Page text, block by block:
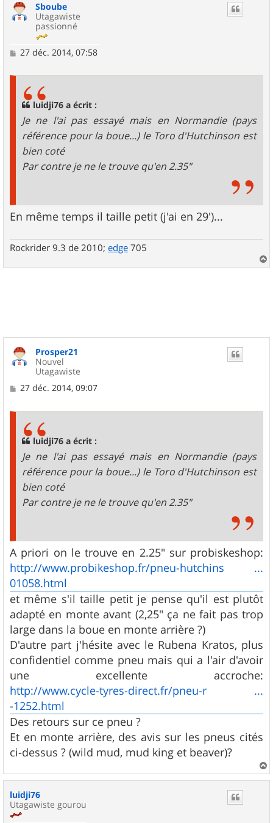
Sboube
Utagawiste
passionné
M
27 déc. 2014, 07:58
luidji76 a écrit :
Je ne l'ai pas essayé mais en Normandie (pays
référence pour la boue...) le Toro d'Hutchinson est
bien coté
Par contre je ne le trouve qu'en 2.35"
En même temps il taille petit (j'ai en 29')...
Rockrider 9.3 de 2010; edge 705
a
Prosper21
Nouvel
Utagawiste
M
27 déc. 2014, 09:07
luidji76 a écrit :
Je ne l'ai pas essayé mais en Normandie (pays
référence pour la boue...) le Toro d'Hutchinson est
bien coté
Par contre je ne le trouve qu'en 2.35"
A priori on le trouve en 2.25" sur probiskeshop:
http://www.probikeshop.fr/pneu-hutchins ...
01058.html
et même s'il taille petit je pense qu'il est plutôt
adapté en monte avant (2,25" ça ne fait pas trop
large dans la boue en monte arrière ?)
D'autre part j'hésite avec le Rubena Kratos, plus
confidentiel comme pneu mais qui a l'air d'avoir
une excellente accroche:
http://www.cycle-tyres-direct.fr/pneu-r ...
-1252.html
Des retours sur ce pneu ?
Et en monte arrière, des avis sur les pneus cités
ci-dessus ? (wild mud, mud king et beaver)?
a
luidji76
Utagawiste gourou